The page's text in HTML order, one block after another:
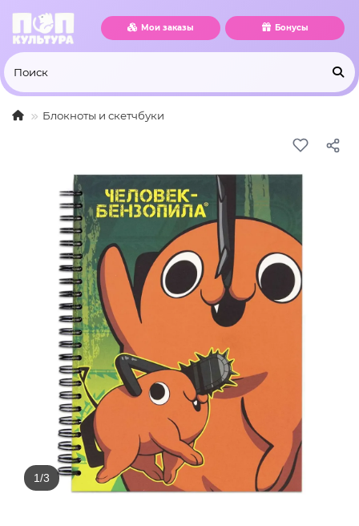
Мои заказы Бонусы
Блокноты и скетчбуки